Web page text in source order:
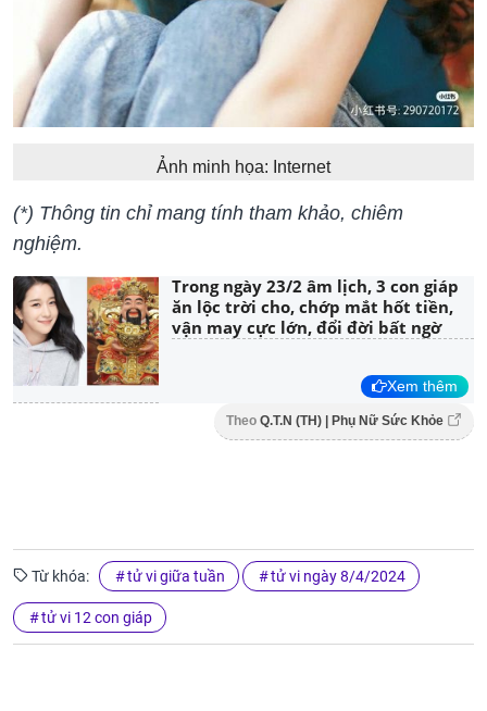
Ảnh minh họa: Internet
(*) Thông tin chỉ mang tính tham khảo, chiêm
nghiệm.
Trong ngày 23/2 âm lịch, 3 con giáp
ăn lộc trời cho, chớp mắt hốt tiền,
vận may cực lớn, đổi đời bất ngờ
Xem thêm
Theo Q.T.N (TH) | Phụ Nữ Sức Khỏe
Từ khóa: tử vi giữa tuần tử vi ngày 8/4/2024
tử vi 12 con giáp